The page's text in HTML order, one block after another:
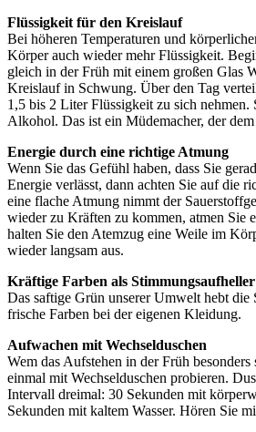
Flüssigkeit für den Kreislauf
Bei höheren Temperaturen und
Körper auch wieder mehr Flüssigkeit.
gleich in der Früh mit einem großen Glas
Kreislauf in Schwung. Über den Tag
1,5 bis 2 Liter Flüssigkeit zu sich nehmen.
Alkohol. Das ist ein Müdemacher, der
Energie durch eine richtige Atmung
Wenn Sie das Gefühl haben, dass Sie
Energie verlässt, dann achten Sie auf die
eine flache Atmung nimmt der
wieder zu Kräften zu kommen, atmen Sie
halten Sie den Atemzug eine Weile im
wieder langsam aus.
Kräftige Farben als Stimmungsaufheller
Das saftige Grün unserer Umwelt hebt die
frische Farben bei der eigenen Kleidung.
Aufwachen mit Wechselduschen
Wem das Aufstehen in der Früh
einmal mit Wechselduschen probieren.
Intervall dreimal: 30 Sekunden mit
Sekunden mit kaltem Wasser. Hören Sie